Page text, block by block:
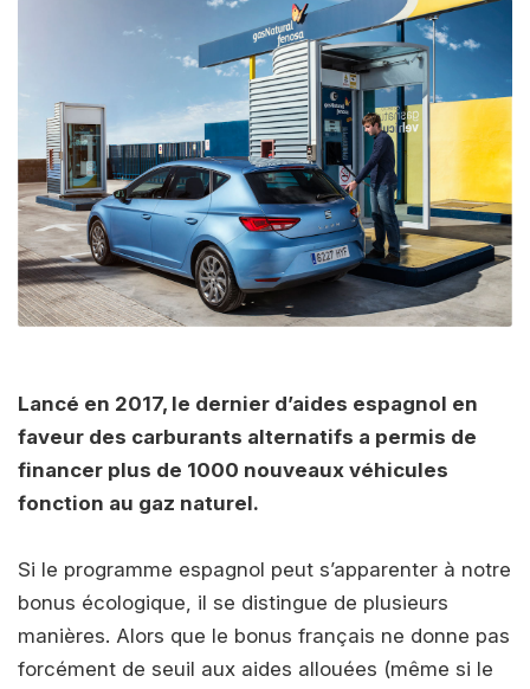
Lancé en 2017, le dernier d’aides espagnol en
faveur des carburants alternatifs a permis de
financer plus de 1000 nouveaux véhicules
fonction au gaz naturel.
Si le programme espagnol peut s’apparenter à notre
bonus écologique, il se distingue de plusieurs
manières. Alors que le bonus français ne donne pas
forcément de seuil aux aides allouées (même si le